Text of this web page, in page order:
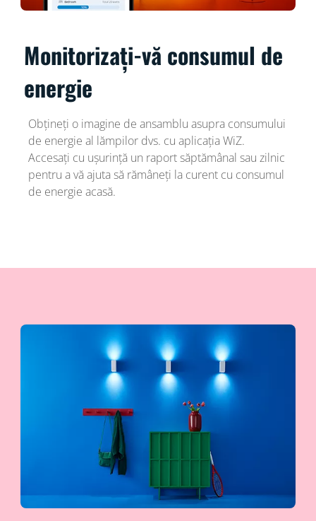
Monitorizați-vă consumul de
energie
Obțineți o imagine de ansamblu asupra consumului
de energie al lămpilor dvs. cu aplicația WiZ.
Accesați cu ușurință un raport săptămânal sau zilnic
pentru a vă ajuta să rămâneți la curent cu consumul
de energie acasă.